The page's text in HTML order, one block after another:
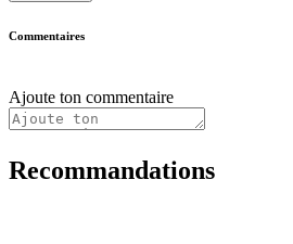
Commentaires
Ajoute ton commentaire
Recommandations